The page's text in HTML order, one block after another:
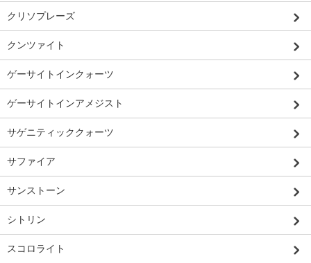
クリソプレーズ
クンツァイト
ゲーサイトインクォーツ
ゲーサイトインアメジスト
サゲニティッククォーツ
サファイア
サンストーン
シトリン
スコロライト